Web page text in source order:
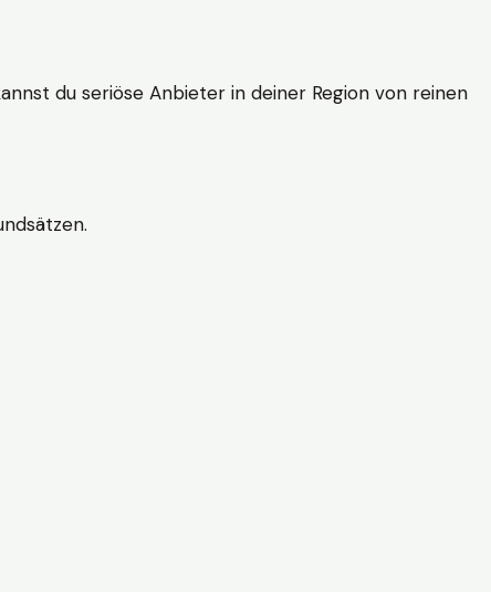
du seriöse Anbieter in deiner Region von reinen